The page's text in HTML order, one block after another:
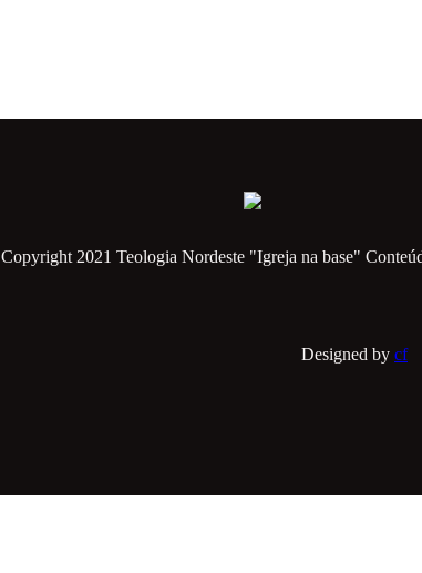
Copyright 2021 Teologia Nordeste "Igreja na base"
Designed by cf